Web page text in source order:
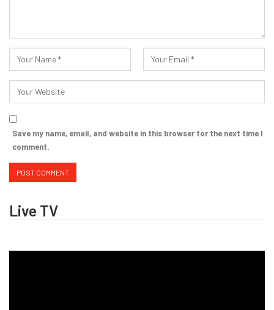
Save my name, email, and website in this browser for the next time I
comment.
Live TV